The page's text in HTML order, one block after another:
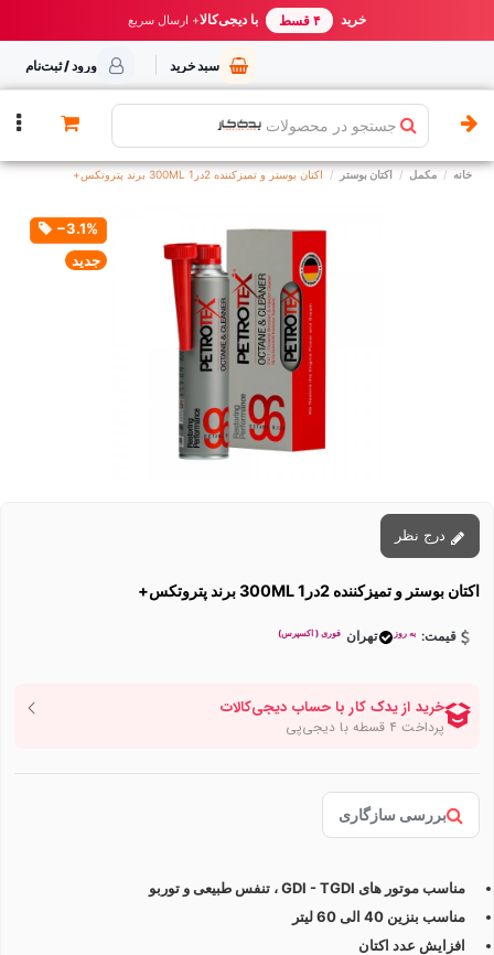
خرید مطمئن از یدک کار بهترین قیمت ایران خرید ۴ قسط با دیجی‌کالا+ ارسال سریع
سبد خرید ورود / ثبت‌نام
جستجو در محصولات
خانه مکمل اکتان بوستر اکتان بوستر و تمیزکننده 2در1 300ML برند پتروتکس+
‎−3.1%
جدید
اکتان بوستر و تمیزکننده 2در1 300ML برند پتروتکس+
قیمت: به روز تهران فوری ( اکسپرس)
بررسی سازگاری
مناسب موتور های GDI - TGDI ، تنفس طبیعی و توربو
مناسب بنزین 40 الی 60 لیتر
افزایش عدد اکتان